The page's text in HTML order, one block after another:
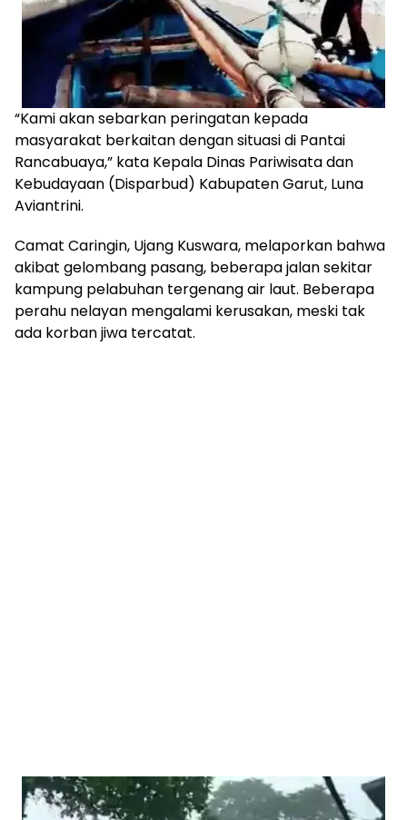
“Kami akan sebarkan peringatan kepada
masyarakat berkaitan dengan situasi di Pantai
Rancabuaya,” kata Kepala Dinas Pariwisata dan
Kebudayaan (Disparbud) Kabupaten Garut, Luna
Aviantrini.
Camat Caringin, Ujang Kuswara, melaporkan bahwa
akibat gelombang pasang, beberapa jalan sekitar
kampung pelabuhan tergenang air laut. Beberapa
perahu nelayan mengalami kerusakan, meski tak
ada korban jiwa tercatat.